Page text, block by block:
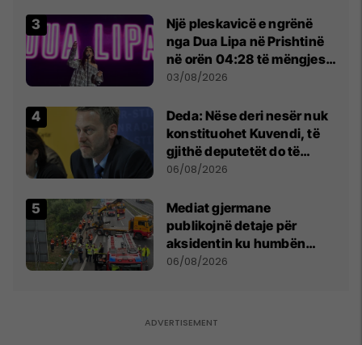
Një pleskavicë e ngrënë
nga Dua Lipa në Prishtinë
në orën 04:28 të mëngjesit
- dhe bota digjitale serbe
03/08/2026
Deda: Nëse deri nesër nuk
konstituohet Kuvendi, të
gjithë deputetët do të
bëjnë shkelje të rëndë
06/08/2026
Mediat gjermane
publikojnë detaje për
aksidentin ku humbën
jetën tre mërgimtarë nga
06/08/2026